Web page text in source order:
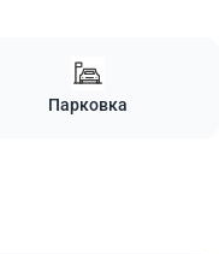
Парковка